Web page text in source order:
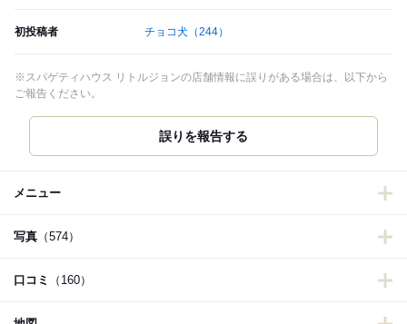
初投稿者 チョコ犬 （244）
※スパゲティハウス リトルジョンの店舗情報に誤りがある場合は、以下から
ご報告ください。
誤りを報告する
メニュー
写真 （574）
口コミ （160）